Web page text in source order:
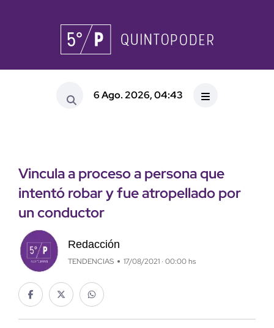
6 Ago. 2026, 04:43
Vincula a proceso a persona que
intentó robar y fue atropellado por
un conductor
Redacción
TENDENCIAS 17/08/2021 · 00:00 hs